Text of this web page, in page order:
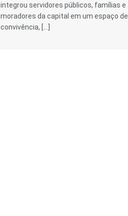
integrou servidores públicos, famílias e
moradores da capital em um espaço de
convivência, […]